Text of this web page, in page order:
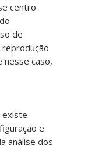
centro
de
nesse caso,
existe
e
análise dos